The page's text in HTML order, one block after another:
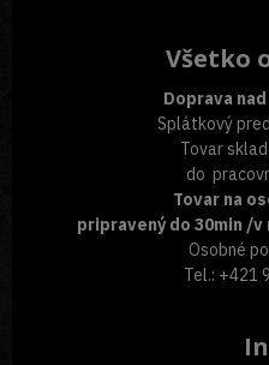
Všetko
Doprava
Splátkový
Tovar
do
Tovar na
pripravený do 30min /
Osobné
Tel.: +421